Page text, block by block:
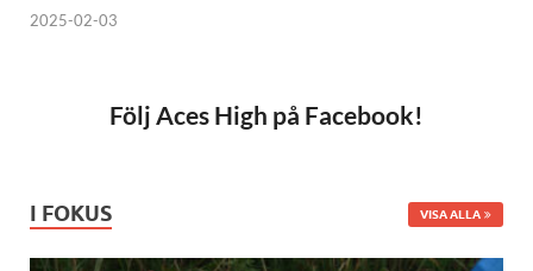
2025-02-03
Följ Aces High på Facebook!
I FOKUS VISA ALLA